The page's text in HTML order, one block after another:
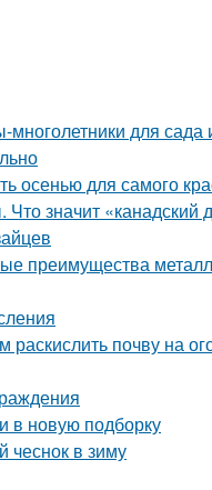
для сада
осенью для самого
значит «канадский
преимущества
раскислить почву на
в новую подборку
чеснок в зиму